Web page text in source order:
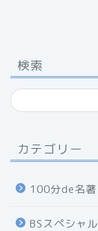
検索
カテゴリー
100分de名著
BSスペシャル